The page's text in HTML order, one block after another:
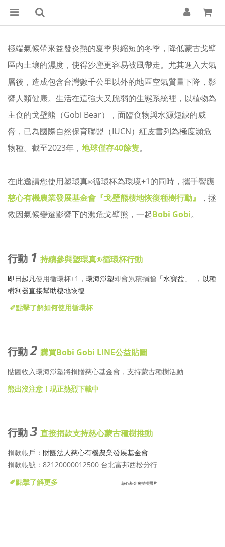
極端氣候帶來益發炎熱的夏季與縮短的冬季，降低蒙古戈壁
區內土壤的濕度，使得沙塵更容易被風帶走。尤其進入大氣
層後，造成包含台灣數千公里以外的地區空氣質量下降，影
響人類健康。生活在這強大又脆弱的生態系統裡，以植物為
主食的戈壁熊 （Gobi Bear）
，面臨食物與水源短缺的威
脅，已為國際自然保育聯盟（IUCN）紅皮書列為極度瀕危
物種。 截至2023年， 地球僅存40餘隻。
在此邀請您使用塑環真®循環杯為環境+1的同時，攜手響應
慈心有機農業發展基金會『戈壁熊棲地恢復種樹行動』
，拯
救因氣候變遷影響下的瀕危戈壁熊，一起Bobi Gobi。
行動 1 持續參與塑環真®循環杯行動
即日起凡使用循環杯+1， 環海淨塑即會累積捐贈 「水寶盆」
，以種
樹利器直接幫助棲地恢復
✐點擊了解如何使用循環杯
行動2 購買Bobi Gobi LINE公益貼圖
貼圖收入環海淨塑將捐贈慈心基金會，支持蒙古種樹活動
熊出沒注意！現正熱烈下載中
行動3 直接捐款支持慈心蒙古種樹推動
捐款帳戶 ： 財團法人慈心有機農業發展基金會
捐款帳號：82120000012500 台北富邦西松分行
✐點擊了解更多
慈心基金會授權照片